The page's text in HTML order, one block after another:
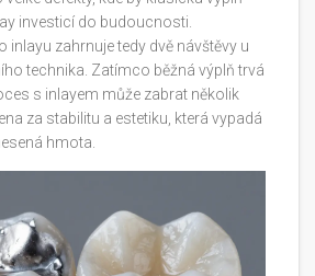
investicí do budoucnosti.
inlayu zahrnuje tedy dvě návštěvy u
technika. Zatímco běžná výplň trvá
s inlayem může zabrat několik
za stabilitu a estetiku, která vypadá
hmota.